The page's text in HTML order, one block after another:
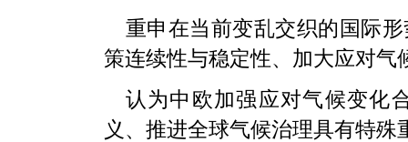
重申在当前变乱交织的国际
策连续性与稳定性、加大应对气
认为中欧加强应对气候变化
义、推进全球气候治理具有特殊